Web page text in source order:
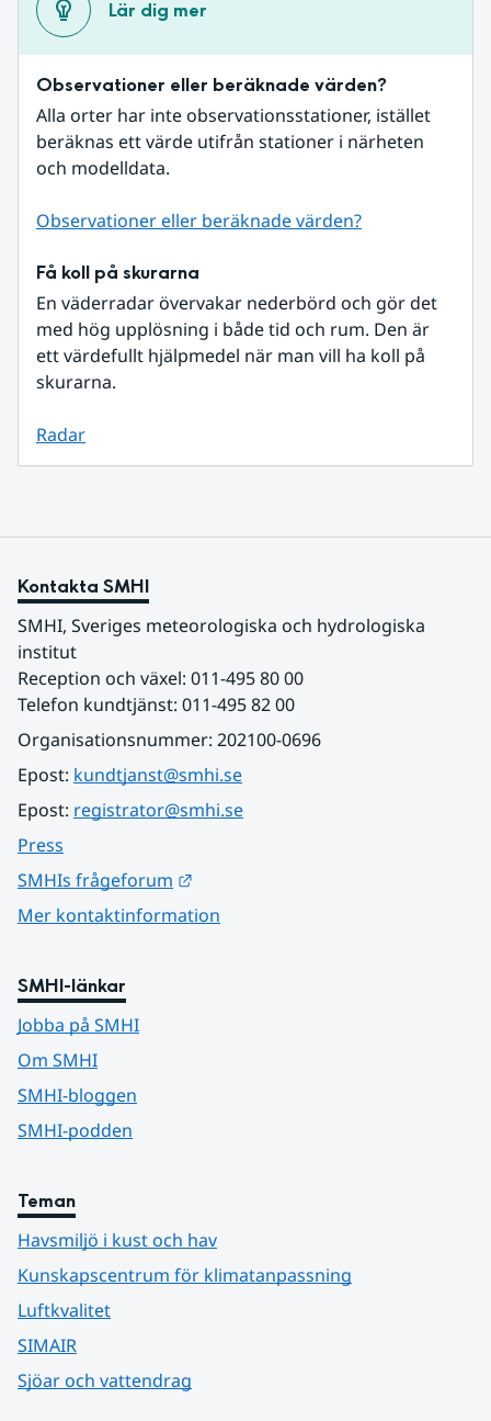
Lär dig mer
Observationer eller beräknade värden?
Alla orter har inte observationsstationer, istället
beräknas ett värde utifrån stationer i närheten
och modelldata.
Observationer eller beräknade värden?
Få koll på skurarna
En väderradar övervakar nederbörd och gör det
med hög upplösning i både tid och rum. Den är
ett värdefullt hjälpmedel när man vill ha koll på
skurarna.
Radar
Kontakta SMHI
SMHI, Sveriges meteorologiska och hydrologiska
institut
Reception och växel: 011-495 80 00
Telefon kundtjänst: 011-495 82 00
Organisationsnummer: 202100-0696
Epost: kundtjanst@smhi.se
Epost: registrator@smhi.se
Press
SMHIs frågeforum
Mer kontaktinformation
SMHI-länkar
Jobba på SMHI
Om SMHI
SMHI-bloggen
SMHI-podden
Teman
Havsmiljö i kust och hav
Kunskapscentrum för klimatanpassning
Luftkvalitet
SIMAIR
Sjöar och vattendrag